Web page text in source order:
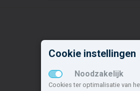
gemeente
Alle
Cookie instellingen
Noodzakelijk
Cookies ter optimalisatie van